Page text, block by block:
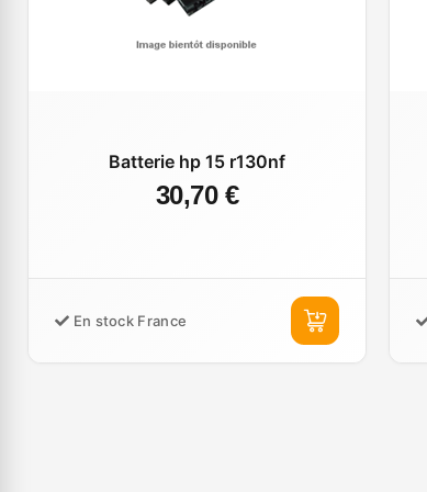
Batterie hp 15 r130nf
30,70 €
En stock France